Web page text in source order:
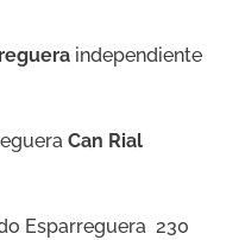
independiente
Can Rial
Esparreguera 230